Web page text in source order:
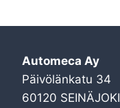
Automeca Ay
Päivölänkatu 34
60120 SEINÄJOKI